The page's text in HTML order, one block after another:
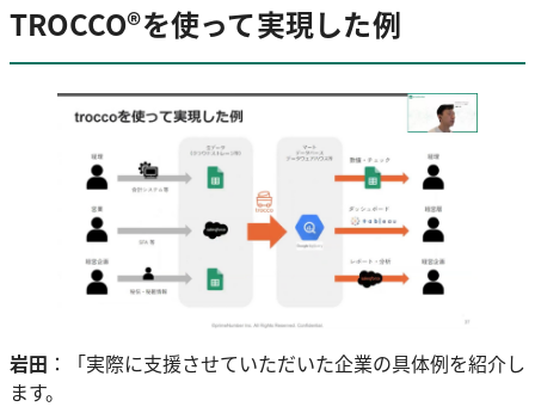
TROCCO®を使って実現した例
岩田 ：「実際に支援させていただいた企業の具体例を紹介し
ます。